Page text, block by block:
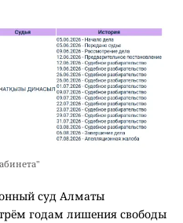
суд Алматы
годам лишения свободы